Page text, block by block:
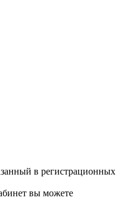
в регистрационных
вы можете